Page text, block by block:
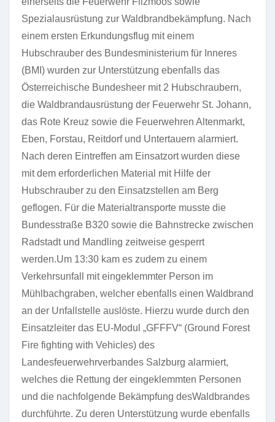
Spezialausrüstung zur Waldbrandbekämpfung. Nach
einem ersten Erkundungsflug mit einem
Hubschrauber des Bundesministerium für Inneres
(BMI) wurden zur Unterstützung ebenfalls das
Österreichische Bundesheer mit 2 Hubschraubern,
die Waldbrandausrüstung der Feuerwehr St. Johann,
das Rote Kreuz sowie die Feuerwehren Altenmarkt,
Eben, Forstau, Reitdorf und Untertauern alarmiert.
Nach deren Eintreffen am Einsatzort wurden diese
mit dem erforderlichen Material mit Hilfe der
Hubschrauber zu den Einsatzstellen am Berg
geflogen. Für die Materialtransporte musste die
Bundesstraße B320 sowie die Bahnstrecke zwischen
Radstadt und Mandling zeitweise gesperrt
werden.Um 13:30 kam es zudem zu einem
Verkehrsunfall mit eingeklemmter Person im
Mühlbachgraben, welcher ebenfalls einen Waldbrand
an der Unfallstelle auslöste. Hierzu wurde durch den
Einsatzleiter das EU-Modul „GFFFV“ (Ground Forest
Fire fighting with Vehicles) des
Landesfeuerwehrverbandes Salzburg alarmiert,
welches die Rettung der eingeklemmten Personen
und die nachfolgende Bekämpfung desWaldbrandes
durchführte. Zu deren Unterstützung wurde ebenfalls